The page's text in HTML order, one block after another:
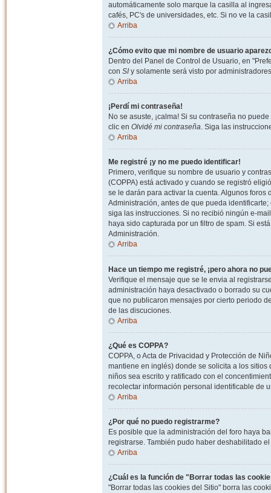
automáticamente solo marque la casilla al
cafés, PC's de universidades, etc. Si no ve la
Arriba
¿Cómo evito que mi nombre de usuario
Dentro del Panel de Control de Usuario, en
con SIy solamente será visto por
Arriba
¡Perdí mi contraseña!
No se asuste, ¡calma! Si su contraseña no
clic en Olvidé mi contraseña. Siga las
Arriba
Me registré ¡y no me puedo identificar!
Primero, verifique su nombre de usuario y
(COPPA) está activado y cuando se registró
se le darán para activar la cuenta. Algunos
Administración, antes de que pueda
siga las instrucciones. Si no recibió ningún e-
haya sido capturada por un filtro de spam. Si
Administración.
Arriba
Hace un tiempo me registré, ¡pero ahora no
Verifique el mensaje que se le envia al
administración haya desactivado o borrado su
que no publicaron mensajes por cierto periodo
de las discuciones.
Arriba
¿Qué es COPPA?
COPPA, o Acta de Privacidad y Protección de
mantiene en inglés) donde se solicita a los
niños sea escrito y ratificado con el
recolectar información personal identificable de
Arriba
¿Por qué no puedo registrarme?
Es posible que la administración del foro haya
registrarse. También pudo haber deshabilitado
Arriba
¿Cuál es la función de "Borrar todas las
"Borrar todas las cookies del Sitio" borra las